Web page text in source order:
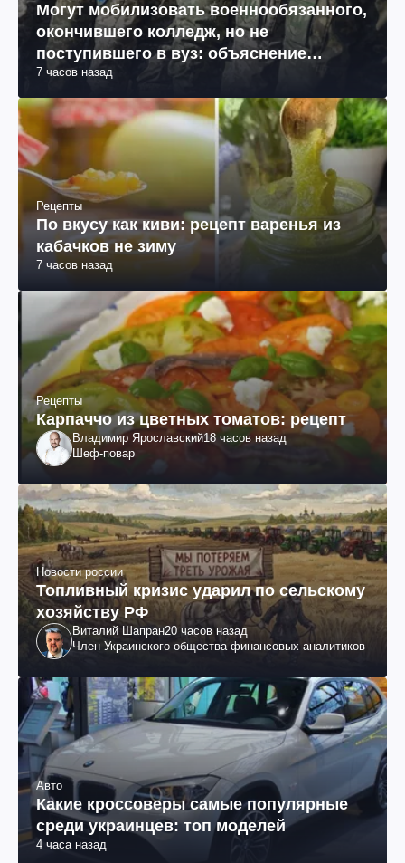
Могут мобилизовать военнообязанного,
окончившего колледж, но не
поступившего в вуз: объяснение
юриста
7 часов назад
Рецепты
По вкусу как киви: рецепт варенья из
кабачков не зиму
7 часов назад
Рецепты
Карпаччо из цветных томатов: рецепт
Владимир Ярославский18 часов назад
Шеф-повар
Новости россии
Топливный кризис ударил по сельскому
хозяйству РФ
Виталий Шапран20 часов назад
Член Украинского общества финансовых аналитиков
Авто
Какие кроссоверы самые популярные
среди украинцев: топ моделей
4 часа назад